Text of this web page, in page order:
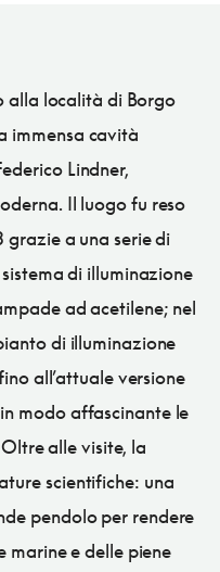
alla località di Borgo
immensa cavità
Lindner,
Il luogo fu reso
grazie a una serie di
di illuminazione
ad acetilene; nel
di illuminazione
all’attuale versione
modo affascinante le
alle visite, la
scientifiche: una
pendolo per rendere
marine e delle piene